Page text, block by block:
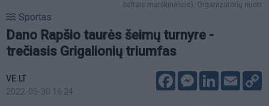
baltais marškinėliais). Organizatorių nuotr.
Sportas
Dano Rapšio taurės šeimų turnyre -
trečiasis Grigalionių triumfas
VE.LT
2022-05-30 16:24
FacebookMessenger
LinkedIn
Email